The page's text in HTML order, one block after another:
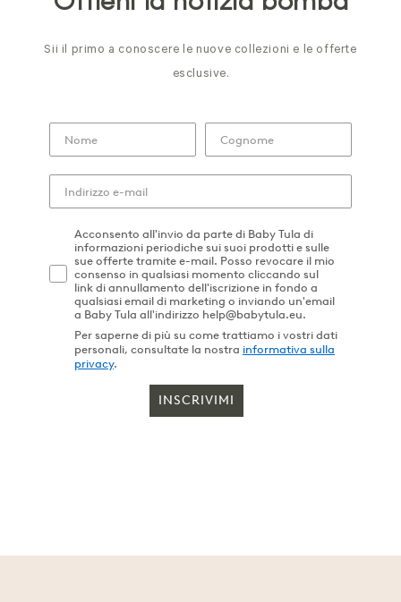
Sii il primo a conoscere le nuove collezioni e le offerte
esclusive.
Acconsento all'invio da parte di Baby Tula di
informazioni periodiche sui suoi prodotti e sulle
sue offerte tramite e-mail. Posso revocare il mio
consenso in qualsiasi momento cliccando sul
link di annullamento dell'iscrizione in fondo a
qualsiasi email di marketing o inviando un'email
a Baby Tula all'indirizzo help@babytula.eu.
Per saperne di più su come trattiamo i vostri dati
personali, consultate la nostra informativa sulla
privacy.
INSCRIVIMI